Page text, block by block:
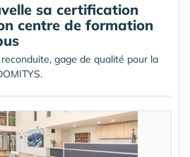
sa certification
centre de formation
gage de qualité pour la